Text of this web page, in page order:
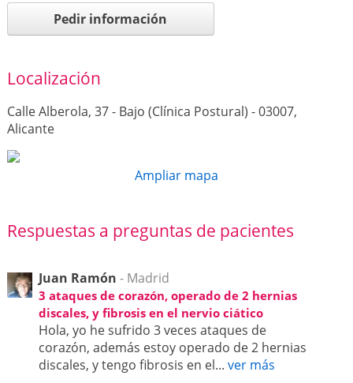
Pedir información
Localización
Calle Alberola, 37 - Bajo (Clínica Postural) - 03007,
Alicante
Ampliar mapa
Respuestas a preguntas de pacientes
Juan Ramón - Madrid
3 ataques de corazón, operado de 2 hernias
discales, y fibrosis en el nervio ciático
Hola, yo he sufrido 3 veces ataques de
corazón, además estoy operado de 2 hernias
discales, y tengo fibrosis en el... ver más